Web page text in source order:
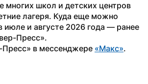
лагеря. Куда еще можно
июле и августе 2026 года — ранее
Пресс».
Пресс» в мессенджере «Макс».